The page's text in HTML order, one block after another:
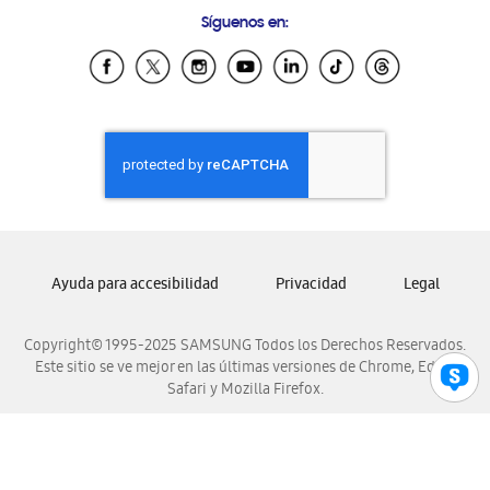
Samsung Ecuador
Samsung El Salvador
Samsung Honduras
Samsung Nicaragua
Samsung Panamá
Samsung Venezuela
Síguenos en:
Copyright© 1995-2025 SAMSUNG Todos los Derechos Reservados.
Este sitio se ve mejor en las últimas versiones de Chrome, Edge,
Safari y Mozilla Firefox.
Ayuda para accesibilidad Privacidad Legal